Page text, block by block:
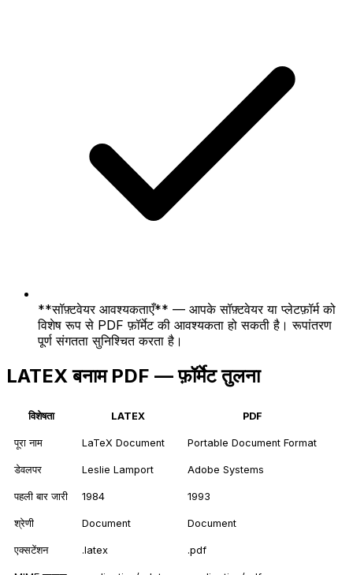
**सॉफ़्टवेयर आवश्यकताएँ** — आपके सॉफ़्टवेयर या प्लेटफ़ॉर्म को
विशेष रूप से PDF फ़ॉर्मेट की आवश्यकता हो सकती है। रूपांतरण
पूर्ण संगतता सुनिश्चित करता है।
LATEX बनाम PDF — फ़ॉर्मेट तुलना
विशेषता LATEX PDF
पूरा नाम LaTeX Document Portable Document Format
डेवलपर Leslie Lamport Adobe Systems
पहली बार जारी 1984 1993
श्रेणी Document Document
एक्सटेंशन .latex .pdf